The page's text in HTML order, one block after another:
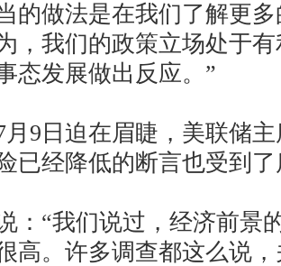
的做法是在我们了解更
，我们的政策立场处于
态发展做出反应。”
日迫在眉睫，美联储主
已经降低的断言也受到
“我们说过，经济前景
高。许多调查都这么说